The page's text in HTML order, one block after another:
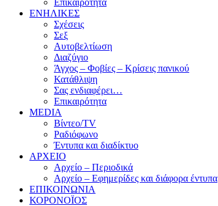
Επικαιρότητα
ΕΝΗΛΙΚΕΣ
Σχέσεις
Σεξ
Αυτοβελτίωση
Διαζύγιο
Άγχος – Φοβίες – Κρίσεις πανικού
Κατάθλιψη
Σας ενδιαφέρει…
Επικαιρότητα
MEDIA
Βίντεο/TV
Ραδιόφωνο
Έντυπα και διαδίκτυο
ΑΡΧΕΙΟ
Αρχείο – Περιοδικά
Αρχείο – Εφημερίδες και διάφορα έντυπα
ΕΠΙΚΟΙΝΩΝΙΑ
ΚΟΡΟΝΟΪΟΣ